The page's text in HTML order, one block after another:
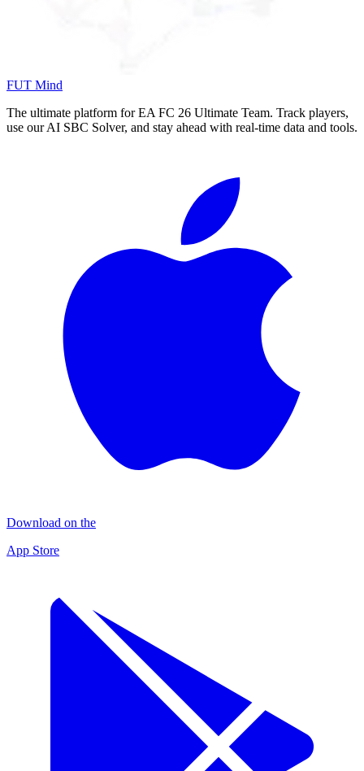
FUT Mind
The ultimate platform for EA FC 26 Ultimate Team. Track players,
use our AI SBC Solver, and stay ahead with real-time data and tools.
Download on the
App Store